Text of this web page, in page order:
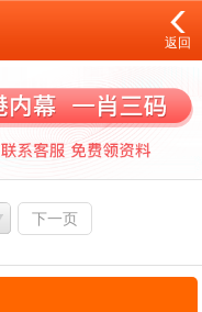
返回
下一页